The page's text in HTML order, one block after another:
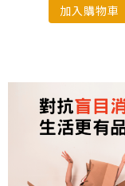
加入購物車